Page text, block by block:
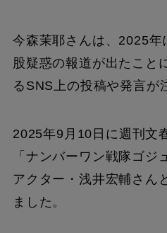
今森茉耶さんは、2025年
股疑惑の報道が出たこと
るSNS上の投稿や発言が
2025年9月10日に週刊文
「ナンバーワン戦隊ゴジ
アクター・浅井宏輔さん
ました。